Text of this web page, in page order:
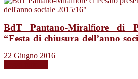
BdT Pantano-Miralfiore di
“Festa di chiusura dell’anno
22 Giugno 2016